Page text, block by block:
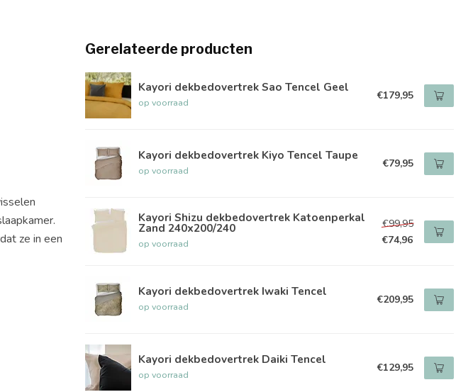
ze in een
Gerelateerde producten
Kayori dekbedovertrek Sao Tencel Geel
op voorraad €179,95
Kayori dekbedovertrek Kiyo Tencel Taupe
op voorraad €79,95
Kayori Shizu dekbedovertrek Katoenperkal
Zand 240x200/240
op voorraad
€99,95
€74,96
Kayori dekbedovertrek Iwaki Tencel
op voorraad €209,95
Kayori dekbedovertrek Daiki Tencel
op voorraad €129,95